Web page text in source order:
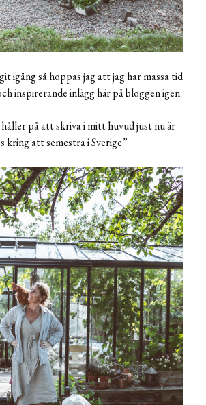
igång så hoppas jag att jag har massa tid
inspirerande inlägg här på bloggen igen.
på att skriva i mitt huvud just nu är
kring att semestra i Sverige”